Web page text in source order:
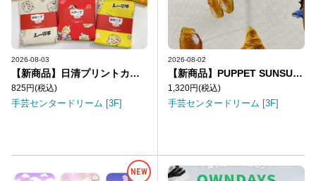
2026-08-03
【新商品】日清プリントカットクロス
825円(税込)
手芸センタードリーム [3F]
2026-08-02
【新商品】PUPPET SUNSUN カットクロス
1,320円(税込)
手芸センタードリーム [3F]
NEW